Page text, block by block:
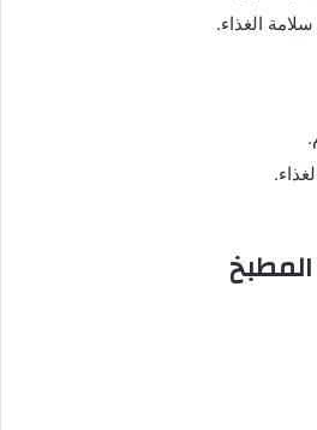
الغذاء.